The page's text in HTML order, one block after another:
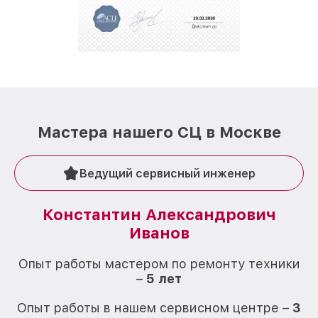
репутацию. Мы постоянно совершенствуемся и
стараемся каждый день делать наш сервис еще
Мастера нашего СЦ в Москве
Ведущий сервисный инженер
Константин Александрович
Иванов
Опыт работы мастером по ремонту техники
– 5 лет
Опыт работы в нашем сервисном центре – 3